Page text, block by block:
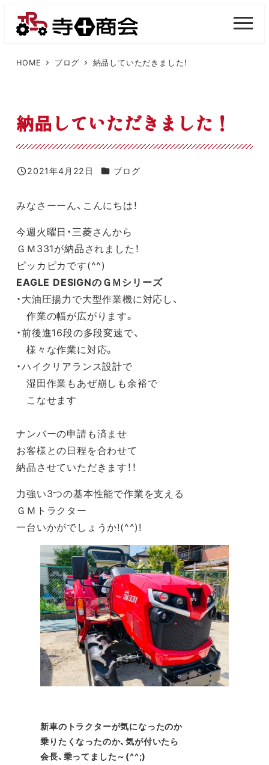
HOME ブログ 納品していただきました！
納品していただきました！
投稿日
2021年4月22日 カテゴリー
ブログ
みなさーーん、こんにちは！
今週火曜日・三菱さんから
ＧＭ331が納品されました！
ピッカピカです(^^)
EAGLE DESIGNのＧＭシリーズ
・大油圧揚力で大型作業機に対応し、
作業の幅が広がります。
・前後進16段の多段変速で、
様々な作業に対応。
・ハイクリアランス設計で
湿田作業もあぜ崩しも余裕で
こなせます
ナンバーの申請も済ませ
お客様との日程を合わせて
納品させていただきます！！
力強い3つの基本性能で作業を支える
ＧＭトラクター
一台いかがでしょうか!(^^)!
新車のトラクターが気になったのか
乗りたくなったのか、気が付いたら
会長、乗ってました～(^^;)